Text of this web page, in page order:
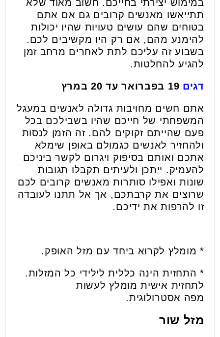
במימוש יצירתי בחייכם. חשוב מאוד שלא
תתייאשו מאנשים קרובים גם אם אתם
בטוחים שהם עושים טעויות שהיו יכולות
להימנע מהם, אם רק היו מקשיבים לכם.
בשבוע זה עליכם לתת לאחרים מרחב זמן
להגיע להחלטות.
דגים
אתם חשים מחויבות גדולה לאנשים במעגל
המשפחתי של חייכם שהיו בשבילכם בכל
פעם שהייתם זקוקים להם. זה הזמן לנסות
ולהחזיר לאנשים כגמולם באופן שימלא
אתכם ואותם בסיפוק ויגרום לקשר ביניכם
להעמיק. ייתכן ולעיתים תקבלו תגובות
שונות ואפילו סותרות מאנשים קרובים לכם
שרוצים את קרבתכם, אך אל תתנו לעובדה
זו להרפות את ידיכם.
* מומלץ לקרוא ביחד עם מזל האופק.
* התחזית הינה כללית לילידי כל המזלות.
לתחזית אישית מומלץ לעשות
מפה אסטרולוגית.
מזל שור